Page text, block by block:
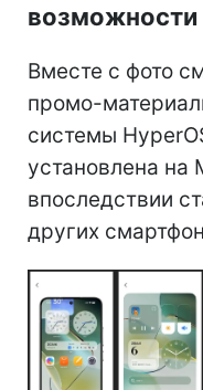
возможности
Вместе с фото
промо-
системы
установлена на
впоследствии
других